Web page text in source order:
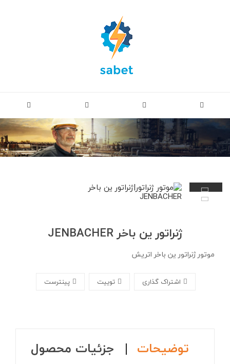
ژنراتور ین باخر JENBACHER
موتور ژنراتور ین باخر اتریش
اشتراک گذاری توییت پینترست
توضیحات جزئیات محصول